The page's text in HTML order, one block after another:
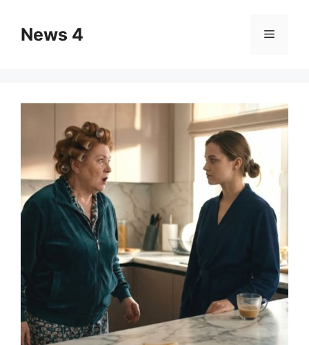
contentNews 4 Menu